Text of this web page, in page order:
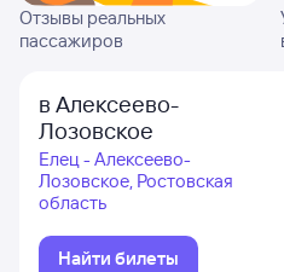
Отзывы реальных
пассажиров
в Алексеево-
Лозовское
Елец - Алексеево-
Лозовское, Ростовская
область
Найти билеты